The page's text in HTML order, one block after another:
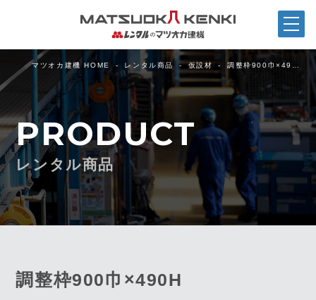
マツオカ建機 HOME レンタル商品 仮設材 調整枠900巾×49…
PRODUCT
レンタル商品
調整枠900巾×490H